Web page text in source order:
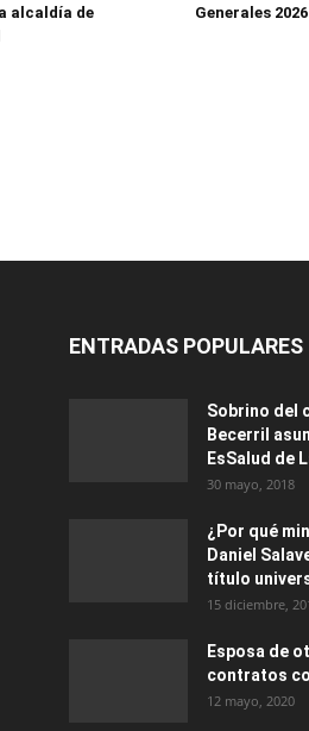
alcaldía de
Generales 2026
ENTRADAS POPULARES
Sobrino del
Becerril
EsSalud de
30 mayo, 2018
¿Por qué
Daniel
título
15 diciembre,
Esposa de
contratos
12 mayo, 2020